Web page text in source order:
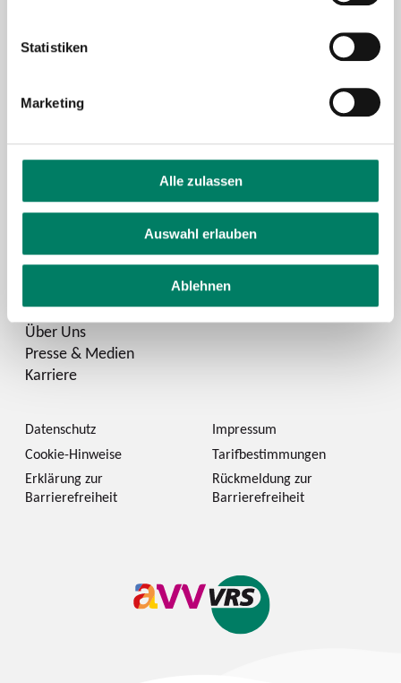
Statistiken
Marketing
Alle zulassen
Auswahl erlauben
Ablehnen
Instagram
Kontaktformular
Schlaue Nummer
Zukunftsmobilität
Über Uns
Presse & Medien
Karriere
Datenschutz
Impressum
Cookie-Hinweise
Tarifbestimmungen
Erklärung zur
Barrierefreiheit
Rückmeldung zur
Barrierefreiheit